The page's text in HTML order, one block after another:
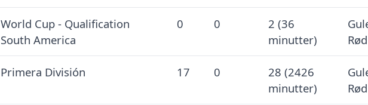
World Cup - Qualification
South America
0 0
2 (36
minutter)
Primera División 17 0
28 (2426
minutter)